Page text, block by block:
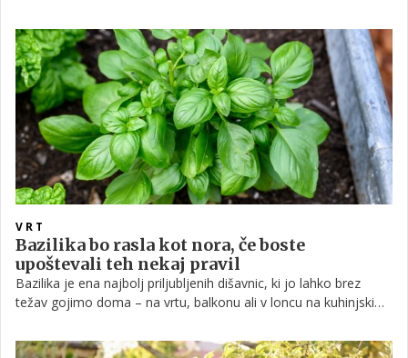
cvetov.
VRT
Bazilika bo rasla kot nora, če boste
upoštevali teh nekaj pravil
Bazilika je ena najbolj priljubljenih dišavnic, ki jo lahko brez
težav gojimo doma – na vrtu, balkonu ali v loncu na kuhinjski
zagotavljala sveže liste za omake, solate in pesto.